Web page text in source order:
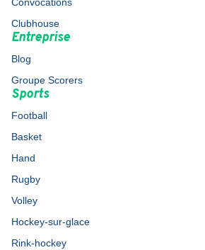
Clubhouse
Entreprise
Blog
Groupe Scorers
Sports
Football
Basket
Hand
Rugby
Volley
Hockey-sur-glace
Rink-hockey